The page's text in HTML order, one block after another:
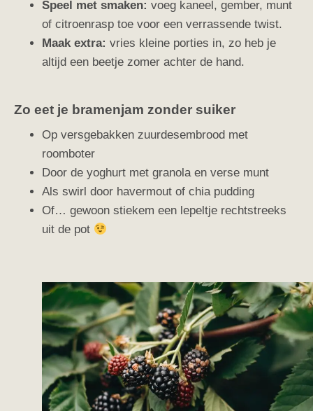
Speel met smaken: voeg kaneel, gember, munt
of citroenrasp toe voor een verrassende twist.
Maak extra: vries kleine porties in, zo heb je
altijd een beetje zomer achter de hand.
Zo eet je bramenjam zonder suiker
Op versgebakken zuurdesembrood met
roomboter
Door de yoghurt met granola en verse munt
Als swirl door havermout of chia pudding
Of… gewoon stiekem een lepeltje rechtstreeks
uit de pot